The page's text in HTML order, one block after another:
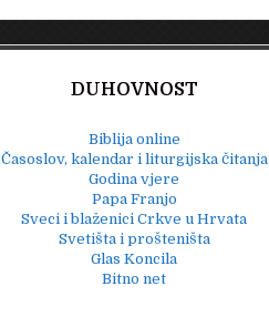
DUHOVNOST
Biblija online
Časoslov, kalendar i liturgijska čitanja
Godina vjere
Papa Franjo
Sveci i blaženici Crkve u Hrvata
Svetišta i prošteništa
Glas Koncila
Bitno net